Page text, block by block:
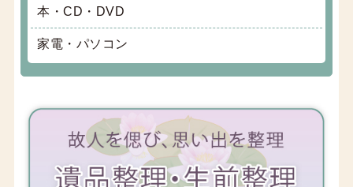
本・CD・DVD
家電・パソコン